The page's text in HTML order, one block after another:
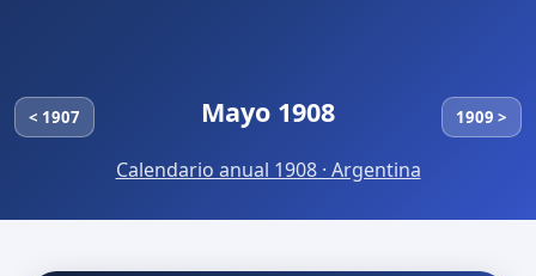
< 1907 Mayo 1908 1909 >
Calendario anual 1908 · Argentina